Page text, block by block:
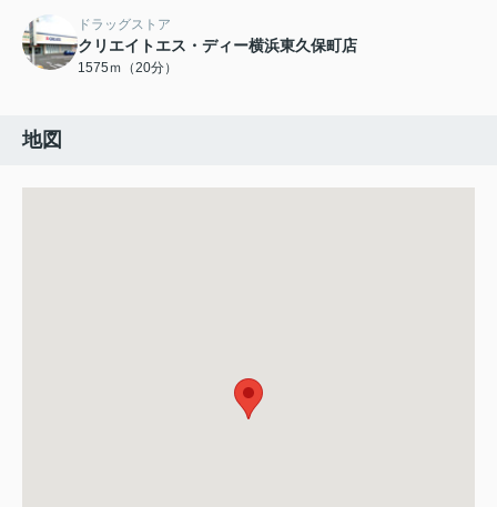
ドラッグストア
クリエイトエス・ディー横浜東久保町店
1575ｍ（20分）
地図